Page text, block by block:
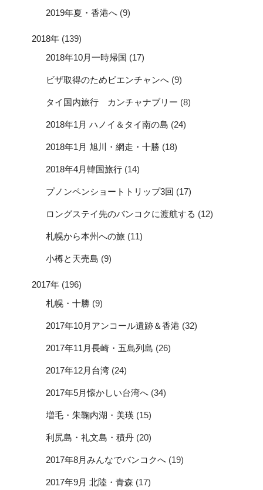
2019年夏・香港へ (9)
2018年 (139)
2018年10月一時帰国 (17)
ビザ取得のためビエンチャンへ (9)
タイ国内旅行 カンチャナブリー (8)
2018年1月 ハノイ＆タイ南の島 (24)
2018年1月 旭川・網走・十勝 (18)
2018年4月韓国旅行 (14)
プノンペンショートトリップ3回 (17)
ロングステイ先のバンコクに渡航する (12)
札幌から本州への旅 (11)
小樽と天売島 (9)
2017年 (196)
札幌・十勝 (9)
2017年10月アンコール遺跡＆香港 (32)
2017年11月長崎・五島列島 (26)
2017年12月台湾 (24)
2017年5月懐かしい台湾へ (34)
増毛・朱鞠内湖・美瑛 (15)
利尻島・礼文島・積丹 (20)
2017年8月みんなでバンコクへ (19)
2017年9月 北陸・青森 (17)